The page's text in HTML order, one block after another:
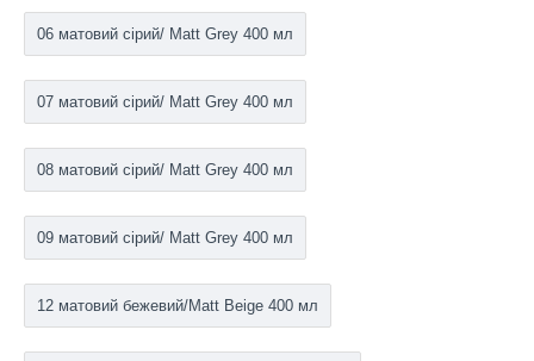
06 матовий сірий/ Matt Grey 400 мл
07 матовий сірий/ Matt Grey 400 мл
08 матовий сірий/ Matt Grey 400 мл
09 матовий сірий/ Matt Grey 400 мл
12 матовий бежевий/Matt Beige 400 мл